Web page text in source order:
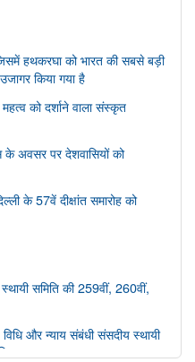
हथकरघा को भारत की सबसे बड़ी
किया गया है
महत्व को दर्शाने वाला संस्कृत
के अवसर पर देशवासियों को
के 57वें दीक्षांत समारोह को
समिति की 259वीं, 260वीं,
और न्याय संबंधी संसदीय स्थायी